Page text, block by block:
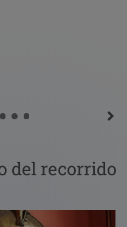
del recorrido